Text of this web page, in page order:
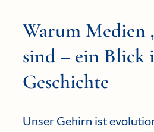
Warum Medien
sind – ein Blick
Geschichte
Unser Gehirn ist